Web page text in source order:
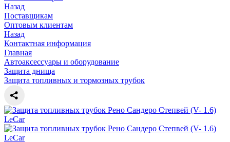
Назад
Поставщикам
Оптовым клиентам
Назад
Контактная информация
Главная
Автоаксессуары и оборудование
Защита днища
Защита топливных и тормозных трубок